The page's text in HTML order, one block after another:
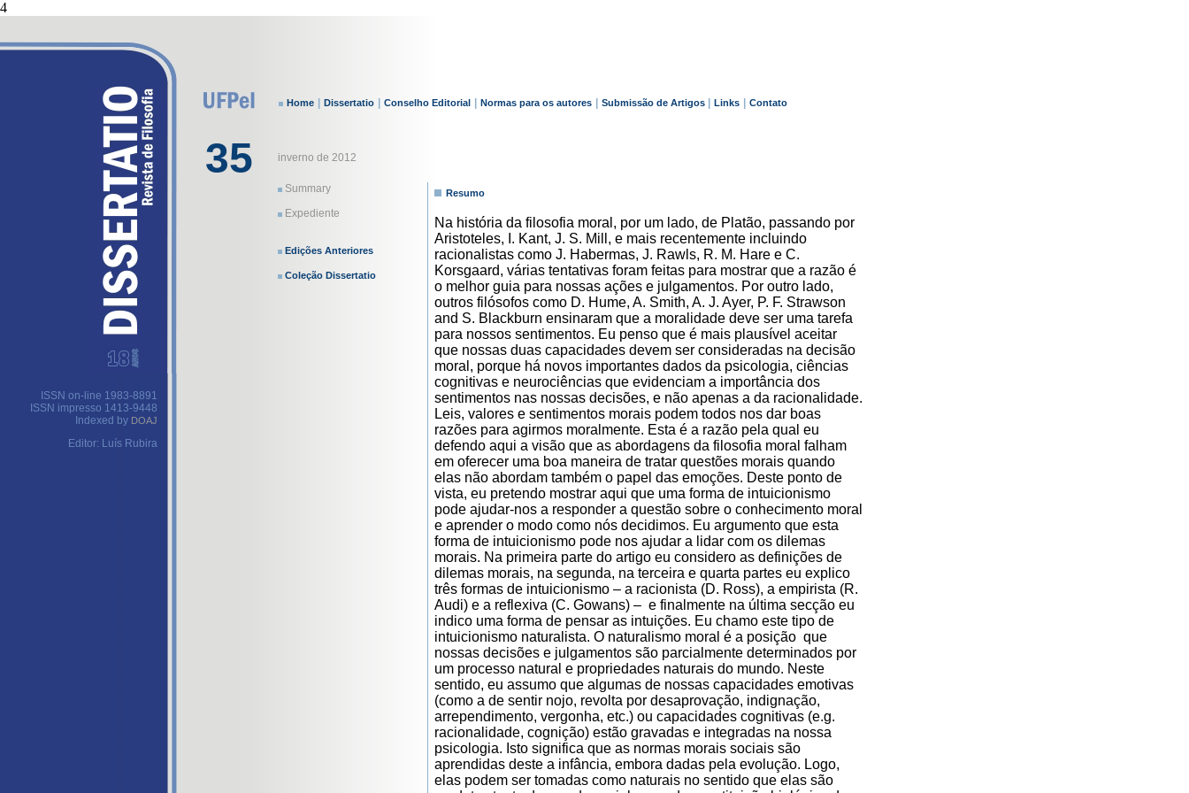
4
ISSN on-line 1983-8891
ISSN impresso 1413-9448
Indexed by DOAJ
Editor: Luís Rubira
Home Dissertatio Conselho Editorial Normas para os autores Submissão de Artigos Links Contato
35 inverno de 2012
Summary
Expediente
Edições Anteriores
Coleção Dissertatio
Resumo
Na história da filosofia moral, por um lado, de Platão, passando por
Aristoteles, I. Kant, J. S. Mill, e mais recentemente incluindo
racionalistas como J. Habermas, J. Rawls, R. M. Hare e C.
Korsgaard, várias tentativas foram feitas para mostrar que a razão é
o melhor guia para nossas ações e julgamentos. Por outro lado,
outros filósofos como D. Hume, A. Smith, A. J. Ayer, P. F. Strawson
and S. Blackburn ensinaram que a moralidade deve ser uma tarefa
para nossos sentimentos. Eu penso que é mais plausível aceitar
que nossas duas capacidades devem ser consideradas na decisão
moral, porque há novos importantes dados da psicologia, ciências
cognitivas e neurociências que evidenciam a importância dos
sentimentos nas nossas decisões, e não apenas a da racionalidade.
Leis, valores e sentimentos morais podem todos nos dar boas
razões para agirmos moralmente. Esta é a razão pela qual eu
defendo aqui a visão que as abordagens da filosofia moral falham
em oferecer uma boa maneira de tratar questões morais quando
elas não abordam também o papel das emoções. Deste ponto de
vista, eu pretendo mostrar aqui que uma forma de intuicionismo
pode ajudar-nos a responder a questão sobre o conhecimento moral
e aprender o modo como nós decidimos. Eu argumento que esta
forma de intuicionismo pode nos ajudar a lidar com os dilemas
morais. Na primeira parte do artigo eu considero as definições de
dilemas morais, na segunda, na terceira e quarta partes eu explico
três formas de intuicionismo – a racionista (D. Ross), a empirista (R.
Audi) e a reflexiva (C. Gowans) – e finalmente na última secção eu
indico uma forma de pensar as intuições. Eu chamo este tipo de
intuicionismo naturalista. O naturalismo moral é a posição que
nossas decisões e julgamentos são parcialmente determinados por
um processo natural e propriedades naturais do mundo. Neste
sentido, eu assumo que algumas de nossas capacidades emotivas
(como a de sentir nojo, revolta por desaprovação, indignação,
arrependimento, vergonha, etc.) ou capacidades cognitivas (e.g.
racionalidade, cognição) estão gravadas e integradas na nossa
psicologia. Isto significa que as normas morais sociais são
aprendidas deste a infância, embora dadas pela evolução. Logo,
elas podem ser tomadas como naturais no sentido que elas são